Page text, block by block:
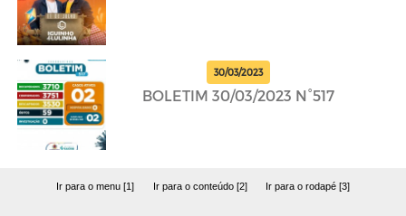
30/03/2023
BOLETIM 30/03/2023 N°517
Ir para o menu [1] Ir para o conteúdo [2] Ir para o rodapé [3]